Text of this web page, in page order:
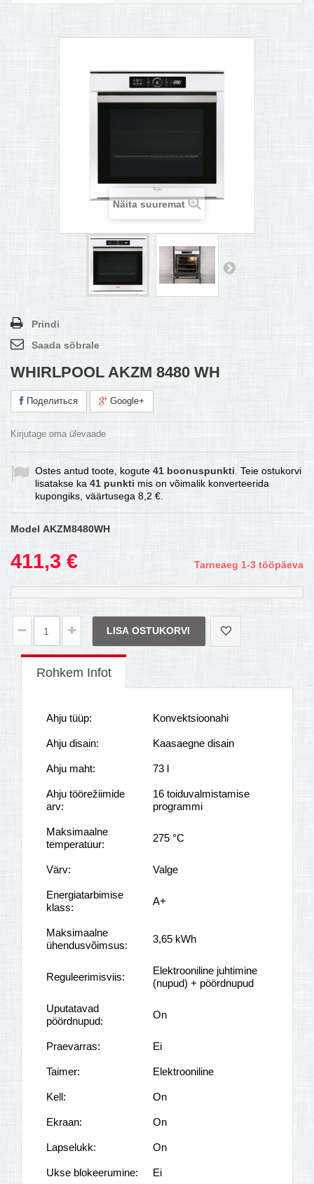
BOONUSPROGRAMM
Näita suuremat
Prindi
Saada sõbrale
WHIRLPOOL AKZM 8480 WH
Поделиться Google+
Kirjutage oma ülevaade
Ostes antud toote, kogute 41 boonuspunkti . Teie ostukorvi
lisatakse ka 41 punkti mis on võimalik konverteerida
kupongiks, väärtusega 8,2 €
Model AKZM8480WH
411,3 € Tarneaeg 1-3 tööpäeva
LISA OSTUKORVI
Rohkem Infot
Ahju tüüp: Konvektsioonahi
Ahju disain: Kaasaegne disain
Ahju maht: 73 l
Ahju töörežiimide
arv:
16 toiduvalmistamise
programmi
Maksimaalne
temperatuur:
275 °C
Värv: Valge
Energiatarbimise
klass:
A+
Maksimaalne
ühendusvõimsus:
3,65 kWh
Reguleerimisviis:
Elektrooniline juhtimine
(nupud) + pöördnupud
Uputatavad
pöördnupud:
On
Praevarras: Ei
Taimer: Elektrooniline
Kell: On
Ekraan: On
Lapselukk: On
Ukse blokeerumine: Ei